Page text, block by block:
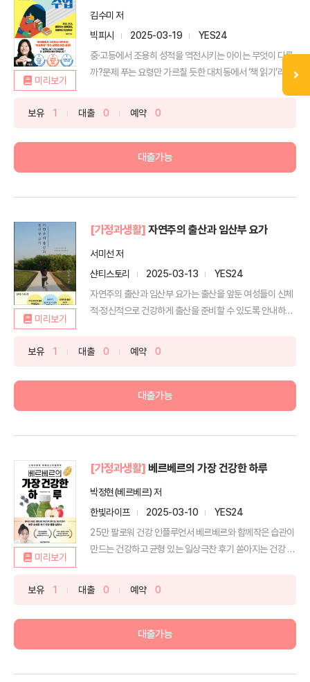
미리보기
김수미 저
빅피시
2025-03-19
YES24
중·고등에서 조용히 성적을 역전시키는 아이는 무엇이 다를
까?문제 푸는 요령만 가르칠 듯한 대치동에서 ‘책 읽기’라는
보유 1 대출 0 예약 0
대출가능
미리보기
[가정과생활] 자연주의 출산과 임산부 요가
서미선 저
샨티스토리
2025-03-13
YES24
자연주의 출산과 임산부 요가는 출산을 앞둔 여성들이 신체
적·정신적으로 건강하게 출산을 준비할 수 있도록 안내하는
보유 1 대출 0 예약 0
대출가능
미리보기
[가정과생활] 베르베르의 가장 건강한 하루
박정현(베르베르) 저
한빛라이프
2025-03-10
YES24
25만 팔로워 건강 인플루언서 베르베르와 함께작은 습관이
만드는 건강하고 균형 있는 일상극찬 후기 쏟아지는 건강 스
보유 1 대출 0 예약 0
대출가능